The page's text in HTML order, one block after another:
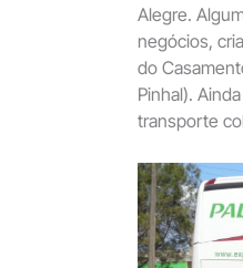
Alegre.
negócios,
do
Pinhal).
transporte